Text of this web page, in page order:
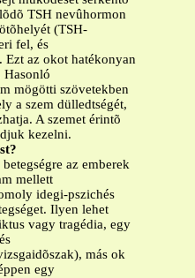
TSH nevûhormon
(TSH-
fel, és
Ezt az okot hatékonyan
Hasonló
mögötti szövetekben
a szem dülledtségét,
A szemet érintõ
kezelni.
az emberek
mellett
idegi-pszichés
Ilyen lehet
vagy tragédia, egy
más ok
egy